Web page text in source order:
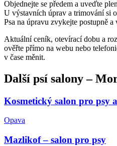
Objednejte se předem a uveďte
U výstavních úprav a trimování si
Psa na úpravu zvykejte postupně a
Aktuální ceník, otevírací dobu a
ověřte přímo na webu nebo
v čase měnit.
Další psí salony–
Kosmetický salon pro psy
Opava
Mazlikof – salon pro psy